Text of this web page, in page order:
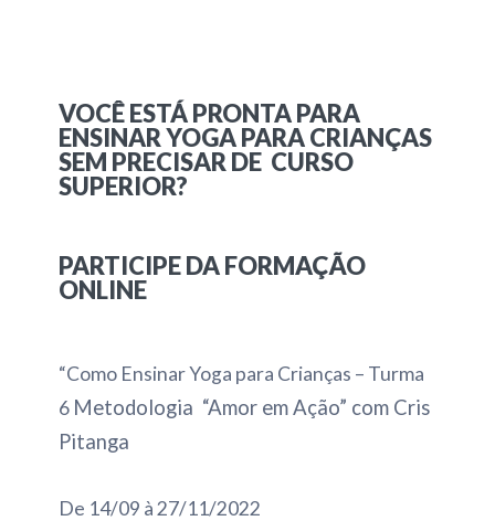
VOCÊ ESTÁ PRONTA PARA
ENSINAR YOGA PARA CRIANÇAS
SEM PRECISAR DE CURSO
SUPERIOR?
PARTICIPE DA FORMAÇÃO
ONLINE
“Como Ensinar Yoga para Crianças – Turma
6 Metodologia “Amor em Ação” com Cris
Pitanga
De 14/09 à 27/11/2022